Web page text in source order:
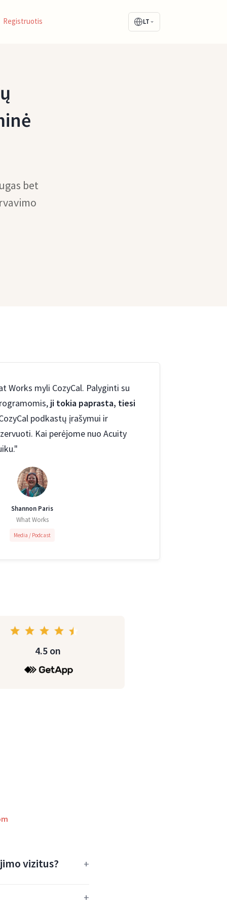
Registruotis LT
bet
Works myli CozyCal. Palyginti su
ji tokia paprasta, tiesi
podkastų įrašymui ir
Kai perėjome nuo Acuity
Shannon Paris
What Works
Media / Podcast
4.5 on
vizitus?